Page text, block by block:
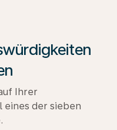
Ihrer
eines der sieben